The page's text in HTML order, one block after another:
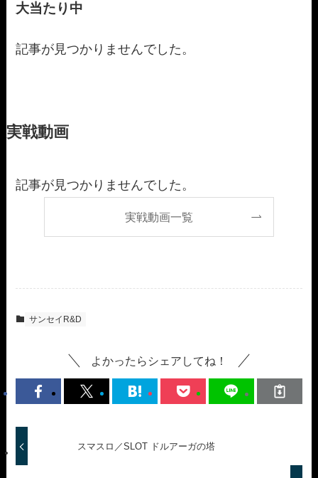
大当たり中
記事が見つかりませんでした。
実戦動画
記事が見つかりませんでした。
実戦動画一覧
サンセイR&D
よかったらシェアしてね！
スマスロ／SLOT ドルアーガの塔